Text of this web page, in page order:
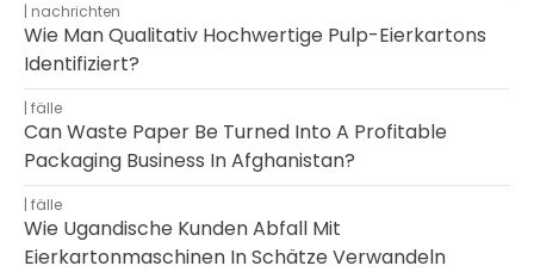
nachrichten
Wie Man Qualitativ Hochwertige Pulp-Eierkartons
Identifiziert?
fälle
Can Waste Paper Be Turned Into A Profitable
Packaging Business In Afghanistan?
fälle
Wie Ugandische Kunden Abfall Mit
Eierkartonmaschinen In Schätze Verwandeln